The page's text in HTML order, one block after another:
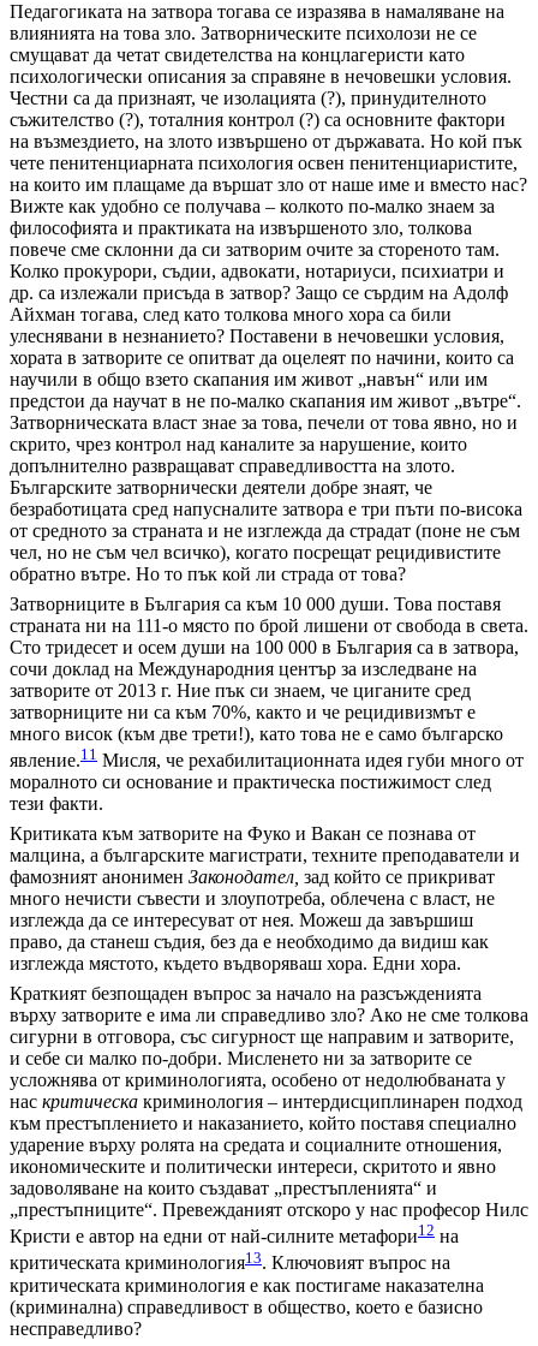
Педагогиката на затвора тогава се изразява в намаляване на
влиянията на това зло. Затворническите психолози не се
смущават да четат свидетелства на концлагеристи като
психологически описания за справяне в нечовешки условия.
Честни са да признаят, че изолацията (?), принудителното
съжителство (?), тоталния контрол (?) са основните фактори
на възмездието, на злото извършено от държавата. Но кой пък
чете пенитенциарната психология освен пенитенциаристите,
на които им плащаме да вършат зло от наше име и вместо нас?
Вижте как удобно се получава – колкото по-малко знаем за
философията и практиката на извършеното зло, толкова
повече сме склонни да си затворим очите за стореното там.
Колко прокурори, съдии, адвокати, нотариуси, психиатри и
др. са излежали присъда в затвор? Защо се сърдим на Адолф
Айхман тогава, след като толкова много хора са били
улеснявани в незнанието? Поставени в нечовешки условия,
хората в затворите се опитват да оцелеят по начини, които са
научили в общо взето скапания им живот „навън“ или им
предстои да научат в не по-малко скапания им живот „вътре“.
Затворническата власт знае за това, печели от това явно, но и
скрито, чрез контрол над каналите за нарушение, които
допълнително развращават справедливостта на злото.
Българските затворнически деятели добре знаят, че
безработицата сред напусналите затвора е три пъти по-висока
от средното за страната и не изглежда да страдат (поне не съм
чел, но не съм чел всичко), когато посрещат рецидивистите
обратно вътре. Но то пък кой ли страда от това?
Затворниците в България са към 10 000 души. Това поставя
страната ни на 111-о място по брой лишени от свобода в света.
Сто тридесет и осем души на 100 000 в България са в затвора,
сочи доклад на Международния център за изследване на
затворите от 2013 г. Ние пък си знаем, че циганите сред
затворниците ни са към 70%, както и че рецидивизмът е
много висок (към две трети!), като това не е само българско
явление.11 Мисля, че рехабилитационната идея губи много от
моралното си основание и практическа постижимост след
тези факти.
Критиката към затворите на Фуко и Вакан се познава от
малцина, а българските магистрати, техните преподаватели и
фамозният анонимен Законодател, зад който се прикриват
много нечисти съвести и злоупотреба, облечена с власт, не
изглежда да се интересуват от нея. Можеш да завършиш
право, да станеш съдия, без да е необходимо да видиш как
изглежда мястото, където въдворяваш хора. Едни хора.
Краткият безпощаден въпрос за начало на разсъжденията
върху затворите е има ли справедливо зло? Ако не сме толкова
сигурни в отговора, със сигурност ще направим и затворите,
и себе си малко по-добри. Мисленето ни за затворите се
усложнява от криминологията, особено от недолюбваната у
нас критическа криминология – интердисциплинарен подход
към престъплението и наказанието, който поставя специално
ударение върху ролята на средата и социалните отношения,
икономическите и политически интереси, скритото и явно
задоволяване на които създават „престъпленията“ и
„престъпниците“. Превежданият отскоро у нас професор Нилс
Кристи е автор на едни от най-силните метафори12 на
критическата криминология13. Ключовият въпрос на
критическата криминология е как постигаме наказателна
(криминална) справедливост в общество, което е базисно
несправедливо?